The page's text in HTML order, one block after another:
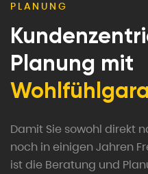
PLANUNG
Planung mit
Damit Sie sowohl direkt
noch in einigen Jahren
ist die Beratung und